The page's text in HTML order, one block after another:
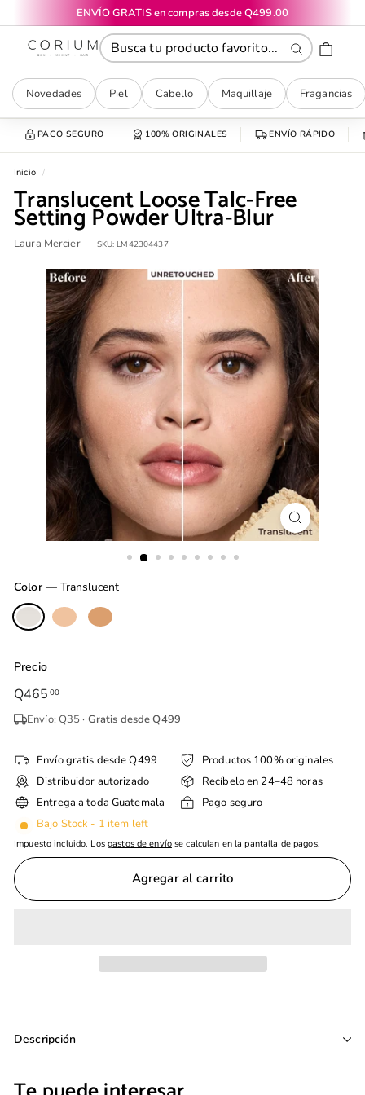
directamente
contenido
diapositivas
pausa
ENVÍO GRATIS en compras desde Q499.00
CORIUM
Buscar
Novedades
Piel Cabello Maquillaje Fragancias
PAGO SEGURO 100% ORIGINALES ENVÍO RÁPIDO
Inicio /
Translucent Loose Talc-Free
Setting Powder Ultra-Blur
Laura Mercier SKU: LM42304437
Color — Translucent
Precio
Precio
Q465 00Q465.00
Envío: Q35 · Gratis desde Q499
Envío gratis desde Q499
Productos 100% originales
Distribuidor autorizado
Recíbelo en 24–48 horas
Entrega a toda Guatemala
Pago seguro
Bajo Stock - 1 item left
Impuesto incluido. Los gastos de envíose calculan en la pantalla de pagos.
Agregar al carrito
Descripción